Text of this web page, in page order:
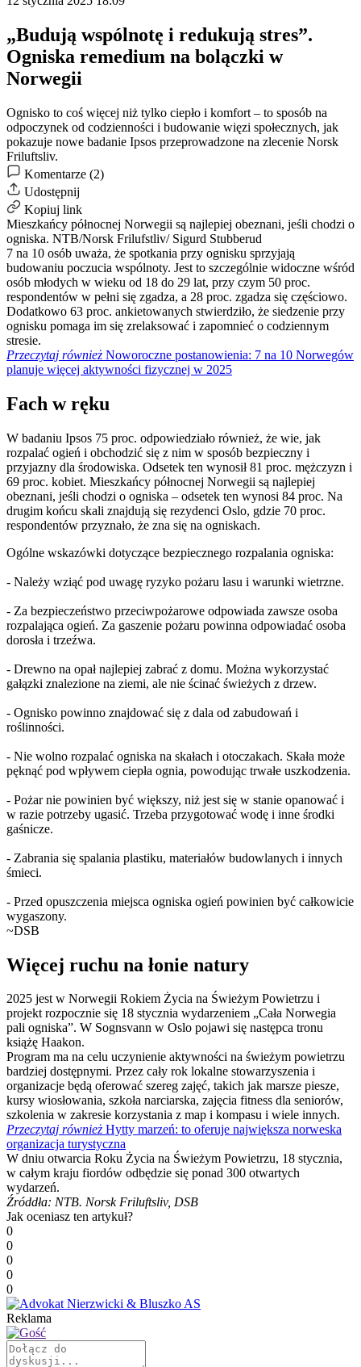
„Budują wspólnotę i redukują stres”.
Ogniska remedium na bolączki w
Norwegii
Ognisko to coś więcej niż tylko ciepło i komfort – to sposób na
odpoczynek od codzienności i budowanie więzi społecznych, jak
pokazuje nowe badanie Ipsos przeprowadzone na zlecenie Norsk
Friluftsliv.
Komentarze (2)
Udostępnij
Kopiuj link
Mieszkańcy północnej Norwegii są najlepiej obeznani, jeśli chodzi o
ogniska. NTB/Norsk Frilufstliv/ Sigurd Stubberud
7 na 10 osób uważa, że ​​spotkania przy ognisku sprzyjają
budowaniu poczucia wspólnoty. Jest to szczególnie widoczne wśród
osób młodych w wieku od 18 do 29 lat, przy czym 50 proc.
respondentów w pełni się zgadza, a 28 proc. zgadza się częściowo.
Dodatkowo 63 proc. ankietowanych stwierdziło, że siedzenie przy
ognisku pomaga im się zrelaksować i zapomnieć o codziennym
stresie.
Przeczytaj również Noworoczne postanowienia: 7 na 10 Norwegów
planuje więcej aktywności fizycznej w 2025
Fach w ręku
W badaniu Ipsos 75 proc. odpowiedziało również, że wie, jak
rozpalać ogień i obchodzić się z nim w sposób bezpieczny i
przyjazny dla środowiska. Odsetek ten wynosił 81 proc. mężczyzn i
69 proc. kobiet. Mieszkańcy północnej Norwegii są najlepiej
obeznani, jeśli chodzi o ogniska – odsetek ten wynosi 84 proc. Na
drugim końcu skali znajdują się rezydenci Oslo, gdzie 70 proc.
respondentów przyznało, że zna się na ogniskach.
Ogólne wskazówki dotyczące bezpiecznego rozpalania ogniska:
- Należy wziąć pod uwagę ryzyko pożaru lasu i warunki wietrzne.
- Za bezpieczeństwo przeciwpożarowe odpowiada zawsze osoba
rozpalająca ogień. Za gaszenie pożaru powinna odpowiadać osoba
dorosła i trzeźwa.
- Drewno na opał najlepiej zabrać z domu. Można wykorzystać
gałązki znalezione na ziemi, ale nie ścinać świeżych z drzew.
- Ognisko powinno znajdować się z dala od zabudowań i
roślinności.
- Nie wolno rozpalać ogniska na skałach i otoczakach. Skała może
pęknąć pod wpływem ciepła ognia, powodując trwałe uszkodzenia.
- Pożar nie powinien być większy, niż jest się w stanie opanować i
w razie potrzeby ugasić. Trzeba przygotować wodę i inne środki
gaśnicze.
- Zabrania się spalania plastiku, materiałów budowlanych i innych
śmieci.
- Przed opuszczenia miejsca ogniska ogień powinien być całkowicie
wygaszony.
~DSB
Więcej ruchu na łonie natury
2025 jest w Norwegii Rokiem Życia na Świeżym Powietrzu i
projekt rozpocznie się 18 stycznia wydarzeniem „Cała Norwegia
pali ogniska”. W Sognsvann w Oslo pojawi się następca tronu
książę Haakon.
Program ma na celu uczynienie aktywności na świeżym powietrzu
bardziej dostępnymi. Przez cały rok lokalne stowarzyszenia i
organizacje będą oferować szereg zajęć, takich jak marsze piesze,
kursy wiosłowania, szkoła narciarska, zajęcia fitness dla seniorów,
szkolenia w zakresie korzystania z map i kompasu i wiele innych.
Przeczytaj również Hytty marzeń: to oferuje największa norweska
organizacja turystyczna
W dniu otwarcia Roku Życia na Świeżym Powietrzu, 18 stycznia,
w całym kraju fiordów odbędzie się ponad 300 otwartych
wydarzeń.
Źróddła: NTB. Norsk Friluftsliv, DSB
Jak oceniasz ten artykuł?
0
0
0
0
0
Reklama